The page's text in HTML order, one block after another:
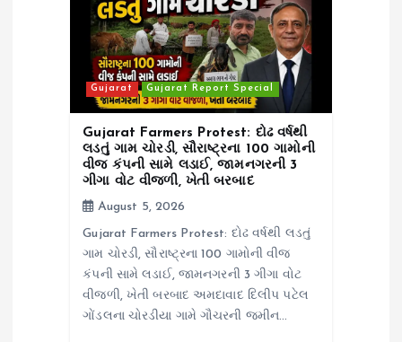
Gujarat Gujarat Report Special
Gujarat Farmers Protest: દોઢ વર્ષથી
લડતું ગામ ચોરડી, સૌરાષ્ટ્રના 100 ગામોની
વીજ કંપની સામે લડાઈ, જામનગરની 3
ગીગા વોટ વીજળી, ખેતી બરબાદ
August 5, 2026
Gujarat Farmers Protest: દોઢ વર્ષથી લડતું
ગામ ચોરડી, સૌરાષ્ટ્રના 100 ગામોની વીજ
કંપની સામે લડાઈ, જામનગરની 3 ગીગા વોટ
વીજળી, ખેતી બરબાદ અમદાવાદ દિલીપ પટેલ
ગોંડલના ચોરડીયા ગામે ગૌચરની જમીન…